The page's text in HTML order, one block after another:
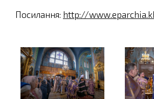
Посилання: http://